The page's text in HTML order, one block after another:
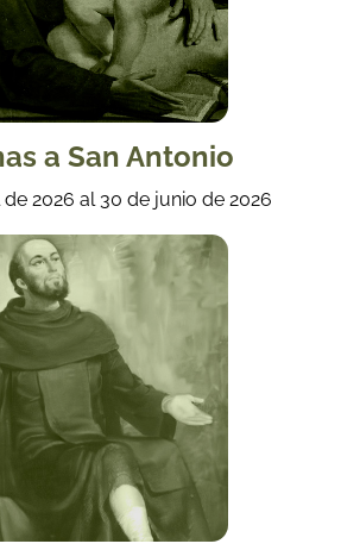
a San Antonio
de 2026 al 30 de junio de 2026